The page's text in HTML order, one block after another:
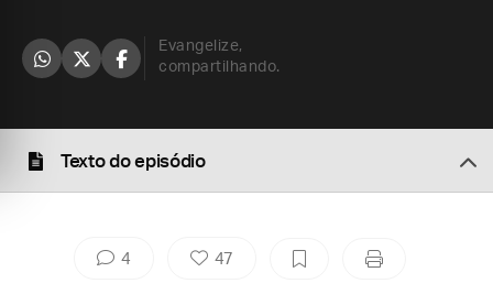
Evangelize,
compartilhando.
Texto do episódio
4 47